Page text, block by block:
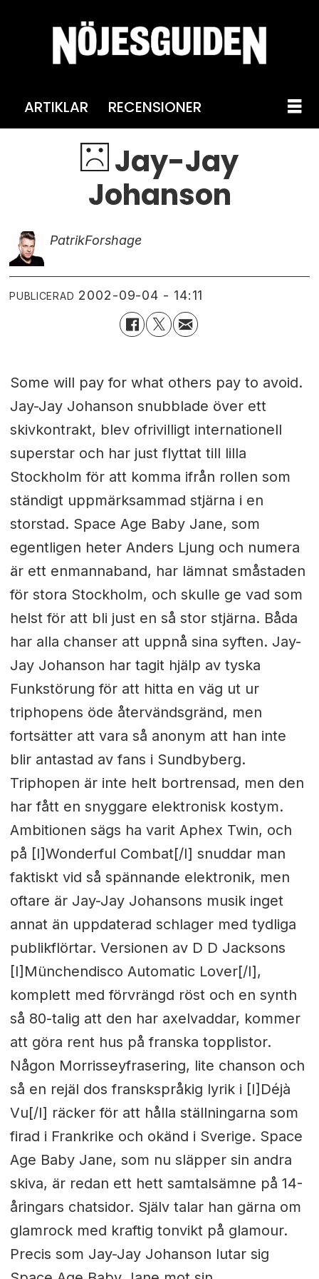
ARTIKLAR RECENSIONER
Jay-Jay
Johanson
PatrikForshage
PUBLICERAD 2002-09-04 - 14:11
Some will pay for what others pay to avoid.
Jay-Jay Johanson snubblade över ett
skivkontrakt, blev ofrivilligt internationell
superstar och har just flyttat till lilla
Stockholm för att komma ifrån rollen som
ständigt uppmärksammad stjärna i en
storstad. Space Age Baby Jane, som
egentligen heter Anders Ljung och numera
är ett enmannaband, har lämnat småstaden
för stora Stockholm, och skulle ge vad som
helst för att bli just en så stor stjärna. Båda
har alla chanser att uppnå sina syften. Jay-
Jay Johanson har tagit hjälp av tyska
Funkstörung för att hitta en väg ut ur
triphopens öde återvändsgränd, men
fortsätter att vara så anonym att han inte
blir antastad av fans i Sundbyberg.
Triphopen är inte helt bortrensad, men den
har fått en snyggare elektronisk kostym.
Ambitionen sägs ha varit Aphex Twin, och
på [I]Wonderful Combat[/I] snuddar man
faktiskt vid så spännande elektronik, men
oftare är Jay-Jay Johansons musik inget
annat än uppdaterad schlager med tydliga
publikflörtar. Versionen av D D Jacksons
[I]Münchendisco Automatic Lover[/I],
komplett med förvrängd röst och en synth
så 80-talig att den har axelvaddar, kommer
att göra rent hus på franska topplistor.
Någon Morrisseyfrasering, lite chanson och
så en rejäl dos franskspråkig lyrik i [I]Déjà
Vu[/I] räcker för att hålla ställningarna som
firad i Frankrike och okänd i Sverige. Space
Age Baby Jane, som nu släpper sin andra
skiva, är redan ett hett samtalsämne på 14-
åringars chatsidor. Själv talar han gärna om
glamrock med kraftig tonvikt på glamour.
Precis som Jay-Jay Johanson lutar sig